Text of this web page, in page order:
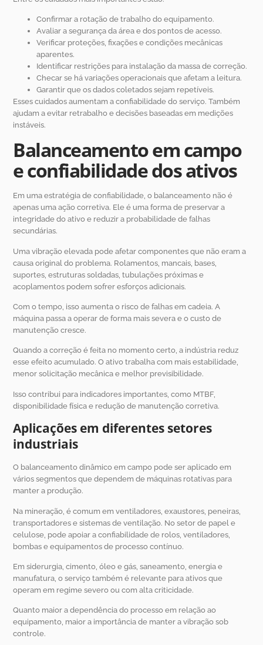
Confirmar a rotação de trabalho do equipamento.
Avaliar a segurança da área e dos pontos de acesso.
Verificar proteções, fixações e condições mecânicas
aparentes.
Identificar restrições para instalação da massa de correção.
Checar se há variações operacionais que afetam a leitura.
Garantir que os dados coletados sejam repetíveis.
Esses cuidados aumentam a confiabilidade do serviço. Também
ajudam a evitar retrabalho e decisões baseadas em medições
instáveis.
Balanceamento em campo
e confiabilidade dos ativos
Em uma estratégia de confiabilidade, o balanceamento não é
apenas uma ação corretiva. Ele é uma forma de preservar a
integridade do ativo e reduzir a probabilidade de falhas
secundárias.
Uma vibração elevada pode afetar componentes que não eram a
causa original do problema. Rolamentos, mancais, bases,
suportes, estruturas soldadas, tubulações próximas e
acoplamentos podem sofrer esforços adicionais.
Com o tempo, isso aumenta o risco de falhas em cadeia. A
máquina passa a operar de forma mais severa e o custo de
manutenção cresce.
Quando a correção é feita no momento certo, a indústria reduz
esse efeito acumulado. O ativo trabalha com mais estabilidade,
menor solicitação mecânica e melhor previsibilidade.
Isso contribui para indicadores importantes, como MTBF,
disponibilidade física e redução de manutenção corretiva.
Aplicações em diferentes setores
industriais
O balanceamento dinâmico em campo pode ser aplicado em
vários segmentos que dependem de máquinas rotativas para
manter a produção.
Na mineração, é comum em ventiladores, exaustores, peneiras,
transportadores e sistemas de ventilação. No setor de papel e
celulose, pode apoiar a confiabilidade de rolos, ventiladores,
bombas e equipamentos de processo contínuo.
Em siderurgia, cimento, óleo e gás, saneamento, energia e
manufatura, o serviço também é relevante para ativos que
operam em regime severo ou com alta criticidade.
Quanto maior a dependência do processo em relação ao
equipamento, maior a importância de manter a vibração sob
controle.